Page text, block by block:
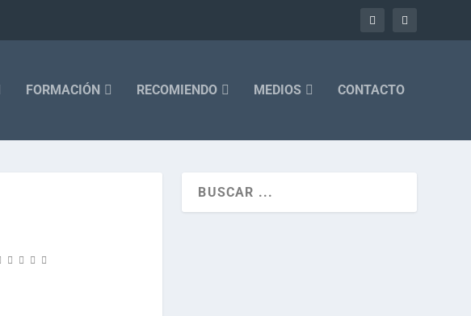
FORMACIÓN RECOMIENDO MEDIOS CONTACTO